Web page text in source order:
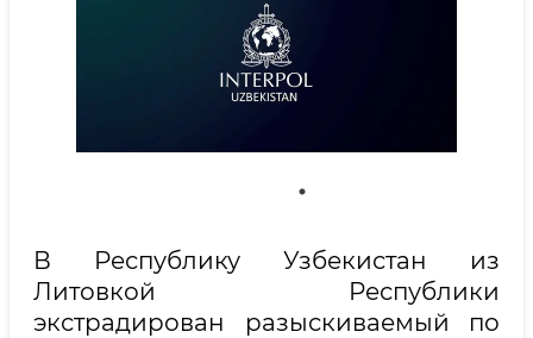
В Республику Узбекистан из
Литовкой Республики
экстрадирован разыскиваемый по